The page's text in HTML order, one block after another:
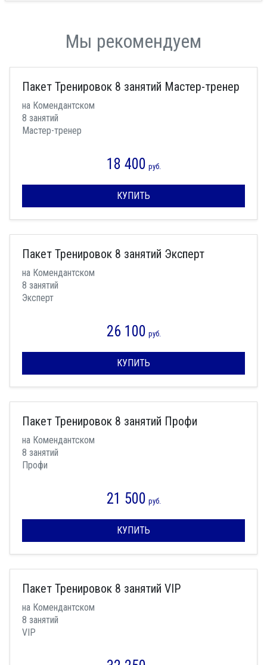
Мы рекомендуем
Пакет Тренировок 8 занятий Мастер-тренер
на Комендантском
8 занятий
Мастер-тренер
18 400 руб.
КУПИТЬ
Пакет Тренировок 8 занятий Эксперт
на Комендантском
8 занятий
Эксперт
26 100 руб.
КУПИТЬ
Пакет Тренировок 8 занятий Профи
на Комендантском
8 занятий
Профи
21 500 руб.
КУПИТЬ
Пакет Тренировок 8 занятий VIP
на Комендантском
8 занятий
VIP